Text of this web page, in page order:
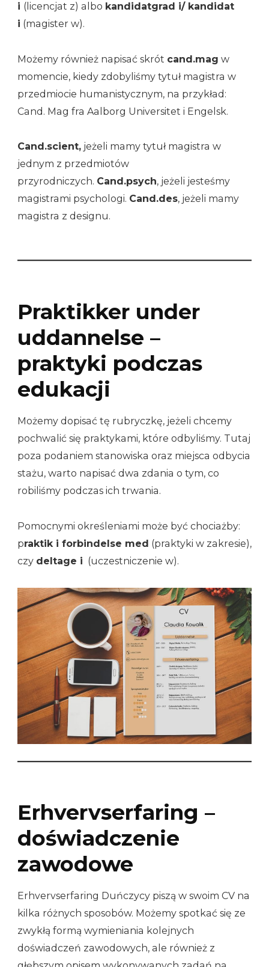
i (licencjat z) albo kandidatgrad i/ kandidat
i (magister w).
Możemy również napisać skrót cand.mag w
momencie, kiedy zdobyliśmy tytuł magistra w
przedmiocie humanistycznym, na przykład:
Cand. Mag fra Aalborg Universitet i Engelsk.
Cand.scient, jeżeli mamy tytuł magistra w
jednym z przedmiotów
przyrodniczych. Cand.psych, jeżeli jesteśmy
magistrami psychologi. Cand.des, jeżeli mamy
magistra z designu.
Praktikker under
uddannelse –
praktyki podczas
edukacji
Możemy dopisać tę rubryczkę, jeżeli chcemy
pochwalić się praktykami, które odbyliśmy. Tutaj
poza podaniem stanowiska oraz miejsca odbycia
stażu, warto napisać dwa zdania o tym, co
robiliśmy podczas ich trwania.
Pomocnymi określeniami może być chociażby:
praktik i forbindelse med (praktyki w zakresie),
czy deltage i (uczestniczenie w).
Erhvervserfaring –
doświadczenie
zawodowe
Erhvervserfaring Duńczycy piszą w swoim CV na
kilka różnych sposobów. Możemy spotkać się ze
zwykłą formą wymieniania kolejnych
doświadczeń zawodowych, ale również z